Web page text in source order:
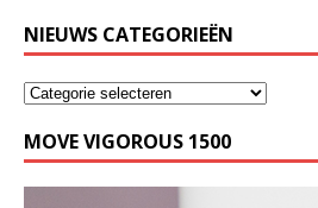
NIEUWS CATEGORIEËN
MOVE VIGOROUS 1500